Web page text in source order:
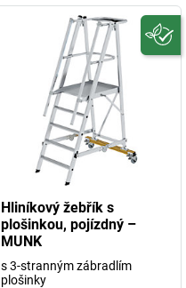
Hliníkový žebřík s
plošinkou, pojízdný –
MUNK
s 3-stranným zábradlím
plošinky